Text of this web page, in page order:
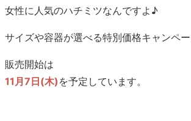
女性に人気のハチミツなんですよ♪
サイズや容器が選べる特別価格キャンペ
販売開始は
11月7日(木) を予定しています。